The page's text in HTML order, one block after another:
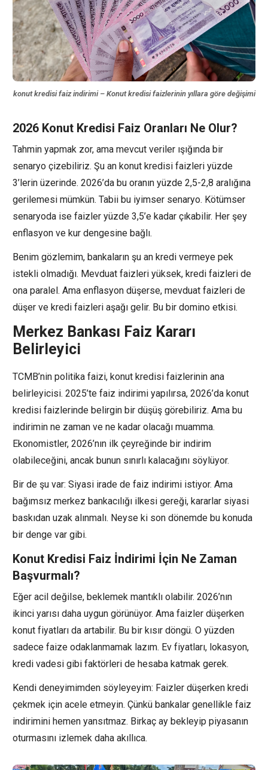
konut kredisi faiz indirimi – Konut kredisi faizlerinin yıllara göre değişimi
2026 Konut Kredisi Faiz Oranları Ne Olur?
Tahmin yapmak zor, ama mevcut veriler ışığında bir
senaryo çizebiliriz. Şu an konut kredisi faizleri yüzde
3’lerin üzerinde. 2026’da bu oranın yüzde 2,5-2,8 aralığına
gerilemesi mümkün. Tabii bu iyimser senaryo. Kötümser
senaryoda ise faizler yüzde 3,5’e kadar çıkabilir. Her şey
enflasyon ve kur dengesine bağlı.
Benim gözlemim, bankaların şu an kredi vermeye pek
istekli olmadığı. Mevduat faizleri yüksek, kredi faizleri de
ona paralel. Ama enflasyon düşerse, mevduat faizleri de
düşer ve kredi faizleri aşağı gelir. Bu bir domino etkisi.
Merkez Bankası Faiz Kararı
Belirleyici
TCMB’nin politika faizi, konut kredisi faizlerinin ana
belirleyicisi. 2025’te faiz indirimi yapılırsa, 2026’da konut
kredisi faizlerinde belirgin bir düşüş görebiliriz. Ama bu
indirimin ne zaman ve ne kadar olacağı muamma.
Ekonomistler, 2026’nın ilk çeyreğinde bir indirim
olabileceğini, ancak bunun sınırlı kalacağını söylüyor.
Bir de şu var: Siyasi irade de faiz indirimi istiyor. Ama
bağımsız merkez bankacılığı ilkesi gereği, kararlar siyasi
baskıdan uzak alınmalı. Neyse ki son dönemde bu konuda
bir denge var gibi.
Konut Kredisi Faiz İndirimi İçin Ne Zaman
Başvurmalı?
Eğer acil değilse, beklemek mantıklı olabilir. 2026’nın
ikinci yarısı daha uygun görünüyor. Ama faizler düşerken
konut fiyatları da artabilir. Bu bir kısır döngü. O yüzden
sadece faize odaklanmamak lazım. Ev fiyatları, lokasyon,
kredi vadesi gibi faktörleri de hesaba katmak gerek.
Kendi deneyimimden söyleyeyim: Faizler düşerken kredi
çekmek için acele etmeyin. Çünkü bankalar genellikle faiz
indirimini hemen yansıtmaz. Birkaç ay bekleyip piyasanın
oturmasını izlemek daha akıllıca.